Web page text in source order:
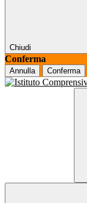
Chiudi
Conferma
Annulla Conferma